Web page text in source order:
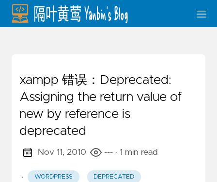
xampp 错误：Deprecated:
Assigning the return value of
new by reference is
deprecated
Nov 11, 2010 --- · 1 min read
· WORDPRESS DEPRECATED